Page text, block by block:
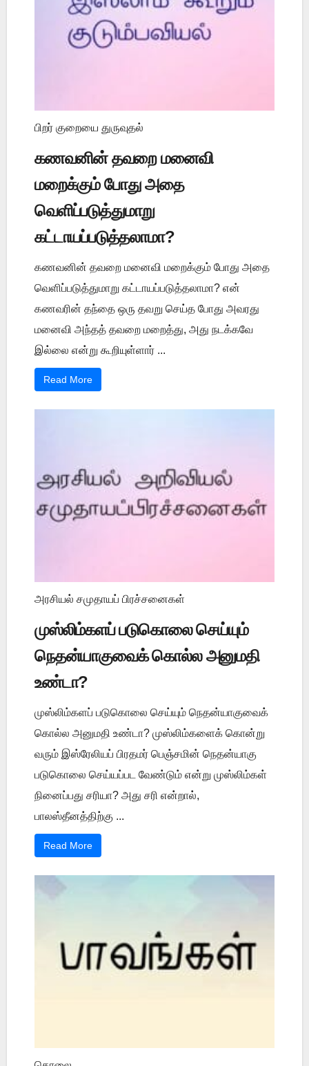
பிறர் குறையை துருவுதல்
கணவனின் தவறை மனைவி
மறைக்கும் போது அதை
வெளிப்படுத்துமாறு
கட்டாயப்படுத்தலாமா?
கணவனின் தவறை மனைவி மறைக்கும் போது அதை
வெளிப்படுத்துமாறு கட்டாயப்படுத்தலாமா? என்
கணவரின் தந்தை ஒரு தவறு செய்த போது அவரது
மனைவி அந்தத் தவறை மறைத்து, அது நடக்கவே
இல்லை என்று கூறியுள்ளார் ...
Read More
அரசியல் சமுதாயப் பிரச்சனைகள்
முஸ்லிம்களப் படுகொலை செய்யும்
நெதன்யாகுவைக் கொல்ல அனுமதி
உண்டா?
முஸ்லிம்களப் படுகொலை செய்யும் நெதன்யாகுவைக்
கொல்ல அனுமதி உண்டா? முஸ்லிம்களைக் கொன்று
வரும் இஸ்ரேலியப் பிரதமர் பெஞ்சமின் நெதன்யாகு
படுகொலை செய்யப்பட வேண்டும் என்று முஸ்லிம்கள்
நினைப்பது சரியா? அது சரி என்றால்,
பாலஸ்தீனத்திற்கு ...
Read More